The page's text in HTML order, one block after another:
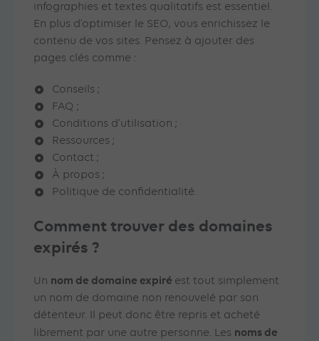
infographies et textes qualitatifs est essentiel.
En plus d’optimiser le SEO, vous enrichissez le
contenu de vos sites. Pensez à ajouter des
pages clés comme :
Conseils ;
FAQ ;
Conditions d’utilisation ;
Ressources ;
Contact ;
À propos ;
Politique de confidentialité.
Comment trouver des domaines
expirés ?
Un nom de domaine expiré est tout simplement
un nom de domaine non renouvelé par son
détenteur. Il peut donc être repris et acheté
librement par une autre personne. Les noms de